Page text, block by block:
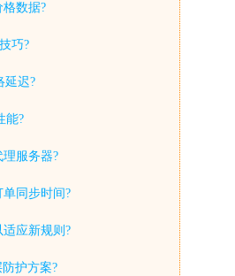
数据?
巧?
延迟?
能?
服务器?
同步时间?
应新规则?
护方案?